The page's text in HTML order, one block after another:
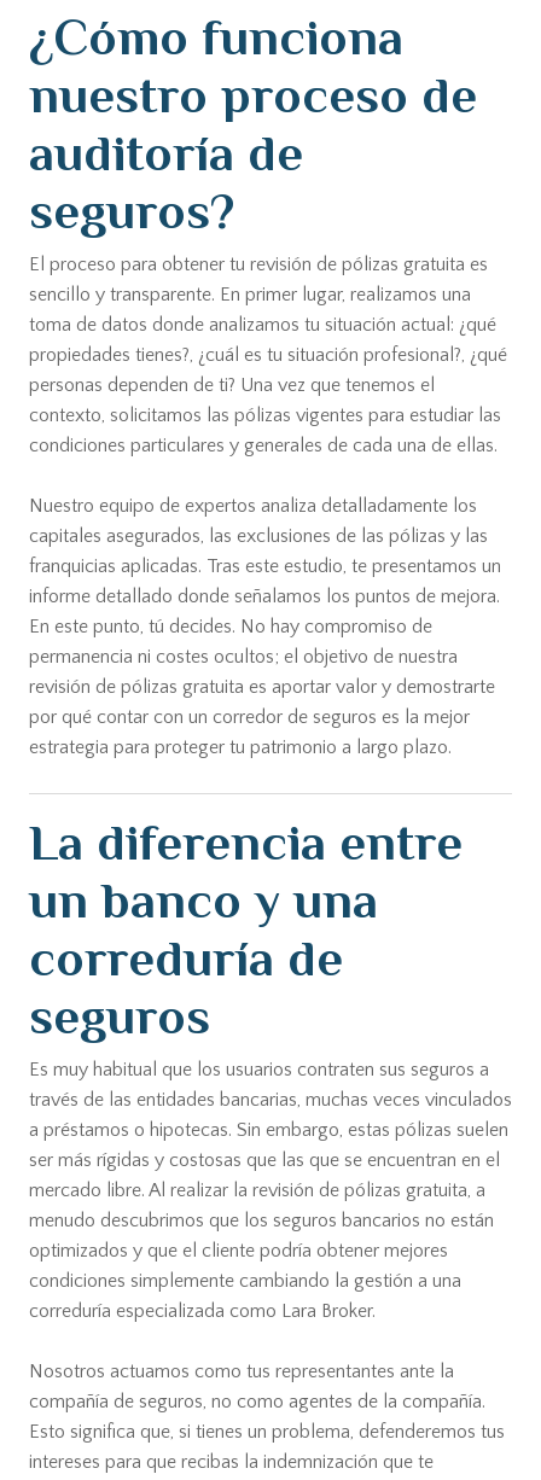
¿Cómo funciona
nuestro proceso de
auditoría de
seguros?
El proceso para obtener tu revisión de pólizas gratuita es
sencillo y transparente. En primer lugar, realizamos una
toma de datos donde analizamos tu situación actual: ¿qué
propiedades tienes?, ¿cuál es tu situación profesional?, ¿qué
personas dependen de ti? Una vez que tenemos el
contexto, solicitamos las pólizas vigentes para estudiar las
condiciones particulares y generales de cada una de ellas.
Nuestro equipo de expertos analiza detalladamente los
capitales asegurados, las exclusiones de las pólizas y las
franquicias aplicadas. Tras este estudio, te presentamos un
informe detallado donde señalamos los puntos de mejora.
En este punto, tú decides. No hay compromiso de
permanencia ni costes ocultos; el objetivo de nuestra
revisión de pólizas gratuita es aportar valor y demostrarte
por qué contar con un corredor de seguros es la mejor
estrategia para proteger tu patrimonio a largo plazo.
La diferencia entre
un banco y una
correduría de
seguros
Es muy habitual que los usuarios contraten sus seguros a
través de las entidades bancarias, muchas veces vinculados
a préstamos o hipotecas. Sin embargo, estas pólizas suelen
ser más rígidas y costosas que las que se encuentran en el
mercado libre. Al realizar la revisión de pólizas gratuita, a
menudo descubrimos que los seguros bancarios no están
optimizados y que el cliente podría obtener mejores
condiciones simplemente cambiando la gestión a una
correduría especializada como Lara Broker.
Nosotros actuamos como tus representantes ante la
compañía de seguros, no como agentes de la compañía.
Esto significa que, si tienes un problema, defenderemos tus
intereses para que recibas la indemnización que te